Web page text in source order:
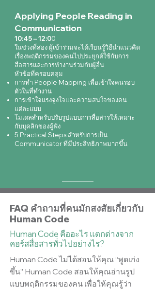
Applying People Reading in
Communication
10:45 – 12:00
ในช่วงที่สอง ผู้เข้าร่วมจะได้เรียนรู้วิธีนำแนวคิด
เรื่องพฤติกรรมของคนไปประยุกต์ใช้กับการ
สื่อสารและการทำงานร่วมกับผู้อื่น
หัวข้อที่ครอบคลุม
การทำ People Mapping เพื่อเข้าใจคนรอบ
ตัวในที่ทำงาน
การเข้าใจแรงจูงใจและความสนใจของคน
แต่ละแบบ
โมเดลสำหรับปรับรูปแบบการสื่อสารให้เหมาะ
กับบุคลิกของผู้ฟัง
5 Practical Steps สำหรับการเป็น
Communicator ที่มีประสิทธิภาพมากขึ้น
FAQ คำถามที่คนมักสงสัยเกี่ยวกับ
Human Code
Human Code คืออะไร แตกต่างจาก
คอร์สสื่อสารทั่วไปอย่างไร?
Human Code ไม่ได้สอนให้คุณ “พูดเก่ง
ขึ้น” Human Code สอนให้คุณอ่านรูป
แบบพฤติกรรมของคน เพื่อให้คุณรู้ว่า